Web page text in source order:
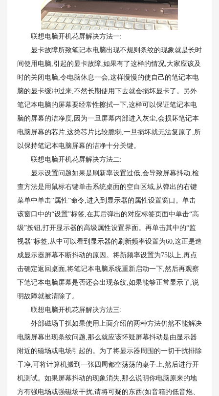
联想电脑开机花屏解决方法一:
显卡故障所致笔记本电脑出现不规则条纹的现象就是长时
间使用电脑,引起的显卡故障,如果有了这样的情况,大家应该及
时的关闭电脑,令电脑休息一会,这样慢慢的使自己的笔记本电
脑的显卡缓冲过来,不然长期使用下去就会损坏显卡了。另外
笔记本电脑的屏幕要经常性擦拭一下,这样可以保证笔记本电
脑的屏幕的洁净度,因为一旦屏幕内部进入灰尘,会损坏笔记本
电脑屏幕的芯片,这类芯片比较脆弱,一旦损坏就无法复原了,所
以保持笔记本电脑屏幕的洁净十分关键。
联想电脑开机花屏解决方法二:
显示设置问题如果是刷新率设置过低,会导致屏幕抖动,检
查方法是用鼠标右键单击系统桌面的空白区域,从弹出的右键
菜单中单击“属性”命令,进入到显示器的属性设置窗口。单击
该窗口中的“设置”标签,在其后弹出的对应标签页面中单击“高
级”按钮,打开显示器的高级属性设置界面。再单击其中的“监
视器”标签,从中可以看到显示器的刷新频率设置为60,这正是造
成显示器屏幕不断抖动的原因。将新频率设置为75以上,再点
击确定返回桌面,将笔记本电脑系统重新启动一下,然后再观察
下笔记本电脑屏幕是否还会出现条纹,如果能够正常显示了,说
明故障就被清除了。
联想电脑开机花屏解决方法三:
外部磁场干扰如果使用上面介绍的两种方法仍然不能解决
电脑屏幕出现条纹问题,那么就应该怀疑屏幕抖动是由显示器
附近的磁场或电场引起的。为了将显示器周围的一切干扰排除
干净,可将计算机搬到一张四周都空荡荡的桌子上,然后进行开
机测试。如果屏幕抖动的现象消失,那么说明你电脑原来的地
方有强电场或强磁场干扰,请将可疑的东西(如音箱的低音炮、